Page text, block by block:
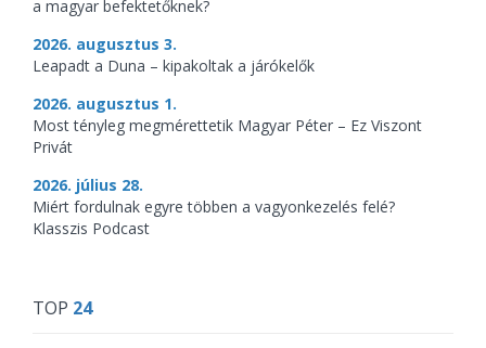
a magyar befektetőknek?
2026. augusztus 3.
Leapadt a Duna – kipakoltak a járókelők
2026. augusztus 1.
Most tényleg megmérettetik Magyar Péter – Ez Viszont
Privát
2026. július 28.
Miért fordulnak egyre többen a vagyonkezelés felé?
Klasszis Podcast
TOP 24